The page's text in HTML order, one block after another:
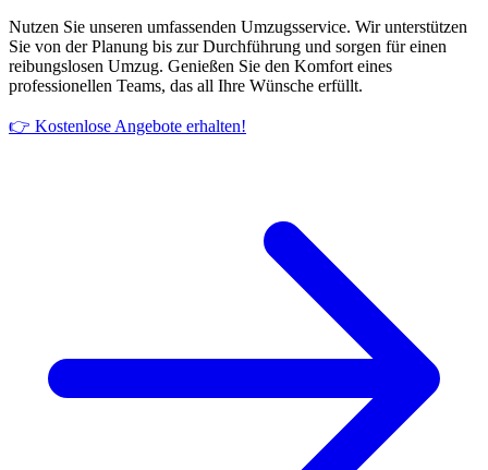
Nutzen Sie unseren umfassenden Umzugsservice. Wir unterstützen
Sie von der Planung bis zur Durchführung und sorgen für einen
reibungslosen Umzug. Genießen Sie den Komfort eines
professionellen Teams, das all Ihre Wünsche erfüllt.
👉 Kostenlose Angebote erhalten!